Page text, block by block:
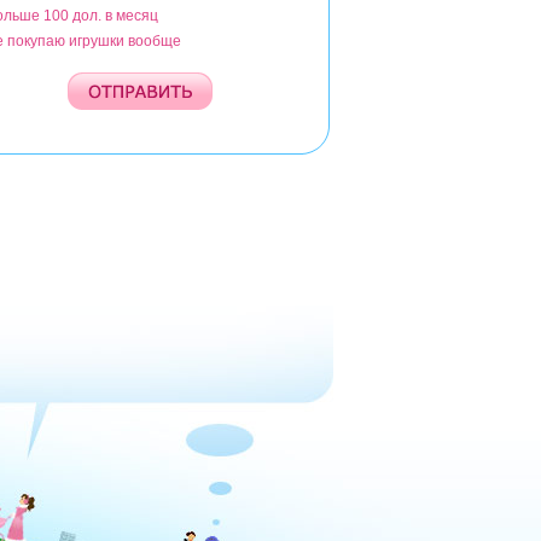
100 дол. в месяц
покупаю игрушки вообще